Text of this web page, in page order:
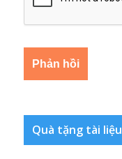
Quà tặng tài liệu